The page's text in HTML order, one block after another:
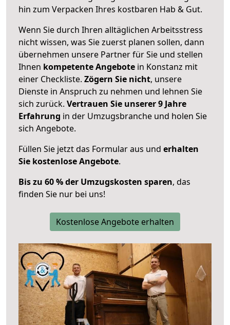
hin zum Verpacken Ihres kostbaren Hab & Gut.
Wenn Sie durch Ihren alltäglichen Arbeitsstress
nicht wissen, was Sie zuerst planen sollen, dann
übernehmen unsere Partner für Sie und stellen
Ihnen kompetente Angebote in Konstanz mit
einer Checkliste. Zögern Sie nicht, unsere
Dienste in Anspruch zu nehmen und lehnen Sie
sich zurück. Vertrauen Sie unserer 9 Jahre
Erfahrung in der Umzugsbranche und holen Sie
sich Angebote.
Füllen Sie jetzt das Formular aus und erhalten
Sie kostenlose Angebote.
Bis zu 60 % der Umzugskosten sparen, das
finden Sie nur bei uns!
Kostenlose Angebote erhalten